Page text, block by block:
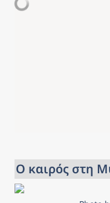
Ο καιρός στη